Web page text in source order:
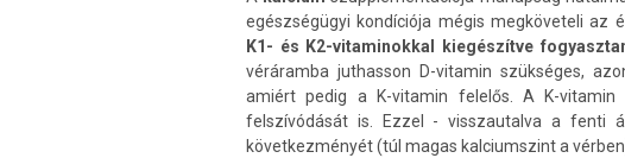
egészségügyi kondíciója mégis megköveteli az
K1- és K2-vitaminokkal kiegészítve
véráramba juthasson D-vitamin szükséges,
amiért pedig a K-vitamin felelős. A K-
felszívódását is. Ezzel - visszautalva a fenti
következményét (túl magas kalciumszint a